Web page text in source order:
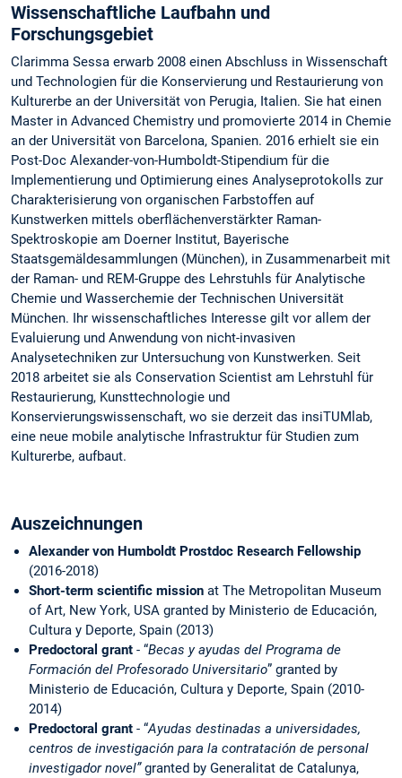
Wissenschaftliche Laufbahn und
Forschungsgebiet
Clarimma Sessa erwarb 2008 einen Abschluss in Wissenschaft
und Technologien für die Konservierung und Restaurierung von
Kulturerbe an der Universität von Perugia, Italien. Sie hat einen
Master in Advanced Chemistry und promovierte 2014 in Chemie
an der Universität von Barcelona, Spanien. 2016 erhielt sie ein
Post-Doc Alexander-von-Humboldt-Stipendium für die
Implementierung und Optimierung eines Analyseprotokolls zur
Charakterisierung von organischen Farbstoffen auf
Kunstwerken mittels oberflächenverstärkter Raman-
Spektroskopie am Doerner Institut, Bayerische
Staatsgemäldesammlungen (München), in Zusammenarbeit mit
der Raman- und REM-Gruppe des Lehrstuhls für Analytische
Chemie und Wasserchemie der Technischen Universität
München. Ihr wissenschaftliches Interesse gilt vor allem der
Evaluierung und Anwendung von nicht-invasiven
Analysetechniken zur Untersuchung von Kunstwerken. Seit
2018 arbeitet sie als Conservation Scientist am Lehrstuhl für
Restaurierung, Kunsttechnologie und
Konservierungswissenschaft, wo sie derzeit das insiTUMlab,
eine neue mobile analytische Infrastruktur für Studien zum
Kulturerbe, aufbaut.
Auszeichnungen
Alexander von Humboldt Prostdoc Research Fellowship
(2016-2018)
Short-term scientific mission at The Metropolitan Museum
of Art, New York, USA granted by Ministerio de Educación,
Cultura y Deporte, Spain (2013)
Predoctoral grant - “Becas y ayudas del Programa de
Formación del Profesorado Universitario” granted by
Ministerio de Educación, Cultura y Deporte, Spain (2010-
2014)
Predoctoral grant - “Ayudas destinadas a universidades,
centros de investigación para la contratación de personal
investigador novel”granted by Generalitat de Catalunya,